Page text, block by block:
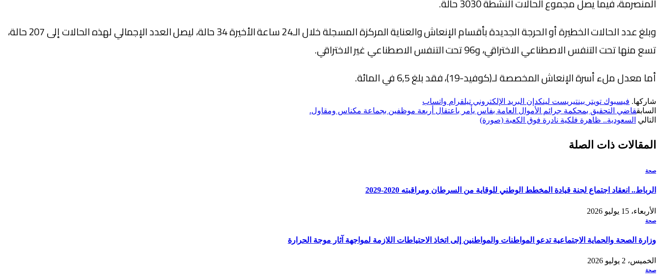
وبلغ عدد الحالات الخطيرة أو الحرجة الجديدة بأقسام الإنعاش والعناية المركزة المسجلة خلال الـ24 ساعة الأخيرة 34 حالة، ليصل العدد الإجمالي لهذه الحالات إلى 207 حالة،
تسع منها تحت التنفس الاصطناعي الاختراقي، و96 تحت التنفس الاصطناعي غير الاختراقي.
أما معدل ملء أسرة الإنعاش المخصصة لـ(كوفيد-19)، فقد بلغ 6,5 في المائة.
شاركها. فيسبوك تويتر بينتيريست لينكدإن البريد الإلكتروني تيلقرام واتساب
السابققاضي التحقيق بمحكمة جرائم الأموال العامة بفاس يأمر باعتقال أربعة موظفين بجماعة مكناس ومقاول.
التالي السعودية.. ظاهرة فلكية نادرة فوق الكعبة (صورة)
المقالات ذات الصلة
صحة
الرباط.. انعقاد اجتماع لجنة قيادة المخطط الوطني للوقاية من السرطان ومراقبته 2020-2029
الأربعاء، 15 يوليو 2026
صحة
وزارة الصحة والحماية الاجتماعية تدعو المواطنات والمواطنين إلى اتخاذ الاحتياطات اللازمة لمواجهة آثار موجة الحرارة
الخميس، 2 يوليو 2026
صحة